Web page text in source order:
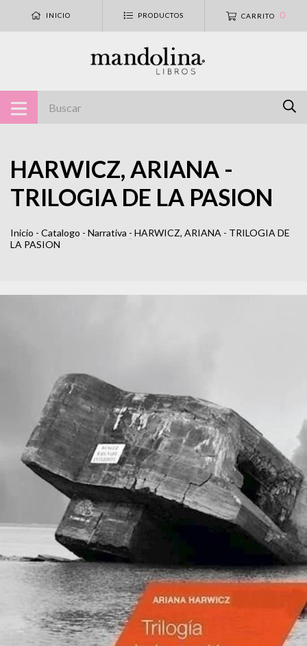
INICIO PRODUCTOS CARRITO 0
HARWICZ, ARIANA -
TRILOGIA DE LA PASION
Inicio - Catalogo - Narrativa - HARWICZ, ARIANA - TRILOGIA DE
LA PASION